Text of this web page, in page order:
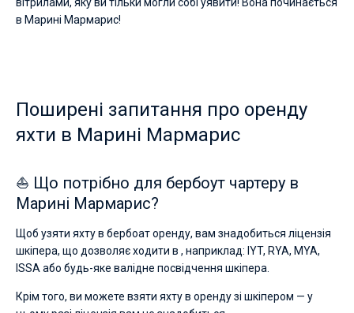
в Марині Мармарис!
Поширені запитання про оренду
яхти в Марині Мармарис
⛵ Що потрібно для бербоут чартеру в
Марині Мармарис?
Щоб узяти яхту в бербоат оренду, вам знадобиться ліцензія
шкіпера, що дозволяє ходити в , наприклад: IYT, RYA, MYA,
ISSA або будь-яке валідне посвідчення шкіпера.
Крім того, ви можете взяти яхту в оренду зі шкіпером — у